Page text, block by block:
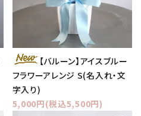
【バルーン】アイスブルー
フラワーアレンジ S(名入れ・文
字入り)
5,000円(税込5,500円)